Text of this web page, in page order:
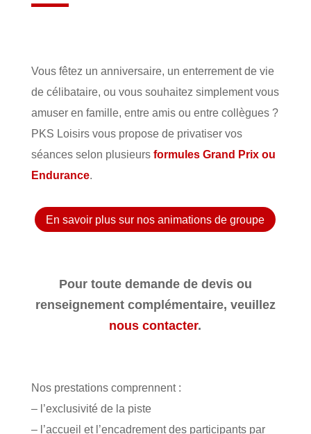
Vous fêtez un anniversaire, un enterrement de vie
de célibataire, ou vous souhaitez simplement vous
amuser en famille, entre amis ou entre collègues ?
PKS Loisirs vous propose de privatiser vos
séances selon plusieurs formules Grand Prix ou
Endurance.
En savoir plus sur nos animations de groupe
Pour toute demande de devis ou
renseignement complémentaire, veuillez
nous contacter.
Nos prestations comprennent :
– l’exclusivité de la piste
– l’accueil et l’encadrement des participants par